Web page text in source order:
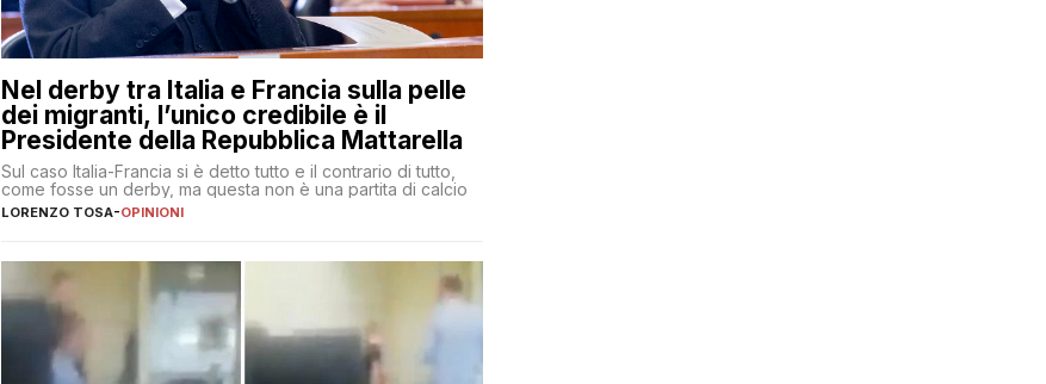
Nel derby tra Italia e Francia sulla pelle
dei migranti, l’unico credibile è il
Presidente della Repubblica Mattarella
Sul caso Italia-Francia si è detto tutto e il contrario di tutto,
come fosse un derby, ma questa non è una partita di calcio
LORENZO TOSA-OPINIONI